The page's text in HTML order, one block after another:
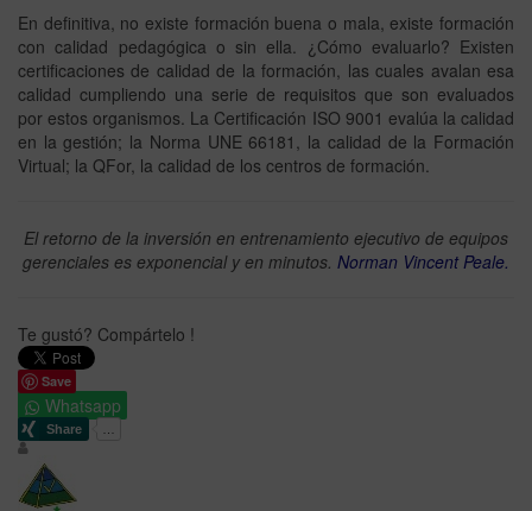
En definitiva, no existe formación buena o mala, existe formación
con calidad pedagógica o sin ella. ¿Cómo evaluarlo? Existen
certificaciones de calidad de la formación, las cuales avalan esa
calidad cumpliendo una serie de requisitos que son evaluados
por estos organismos. La Certificación ISO 9001 evalúa la calidad
en la gestión; la Norma UNE 66181, la calidad de la Formación
Virtual; la QFor, la calidad de los centros de formación.
El retorno de la inversión en entrenamiento ejecutivo de equipos
gerenciales es exponencial y en minutos. Norman Vincent Peale.
Te gustó? Compártelo !
Save
Whatsapp